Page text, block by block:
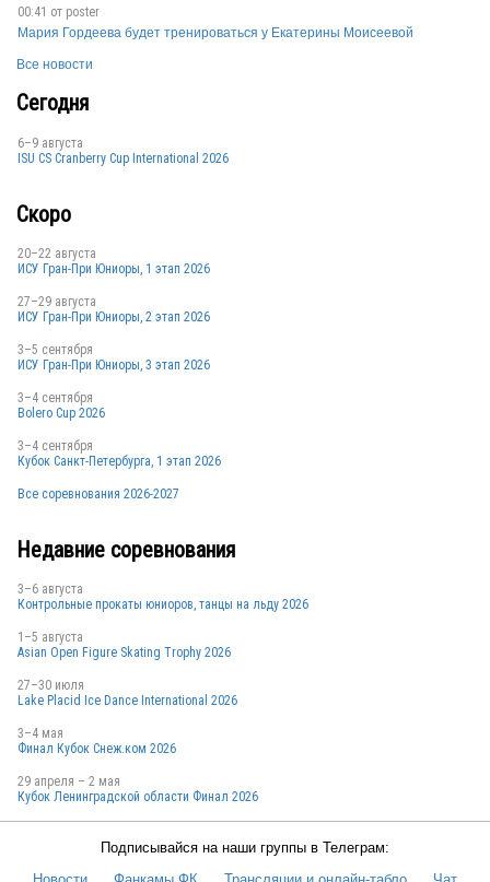
RUS
RUS
RUS
RUS
RUS
00:41 от poster
Мария Гордеева будет тренироваться у Екатерины Моисеевой
Все новости
Сегодня
6–9 августа
ISU CS Cranberry Cup International 2026
Скоро
20–22 августа
ИСУ Гран-При Юниоры, 1 этап 2026
27–29 августа
ИСУ Гран-При Юниоры, 2 этап 2026
3–5 сентября
ИСУ Гран-При Юниоры, 3 этап 2026
3–4 сентября
Bolero Cup 2026
3–4 сентября
Кубок Санкт-Петербурга, 1 этап 2026
Все соревнования 2026-2027
Недавние соревнования
3–6 августа
Контрольные прокаты юниоров, танцы на льду 2026
1–5 августа
Asian Open Figure Skating Trophy 2026
27–30 июля
Lake Placid Ice Dance International 2026
3–4 мая
Финал Кубок Снеж.ком 2026
29 апреля – 2 мая
Кубок Ленинградской области Финал 2026
Подписывайся на наши группы в Телеграм: